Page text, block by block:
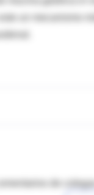
un mecanismo
de